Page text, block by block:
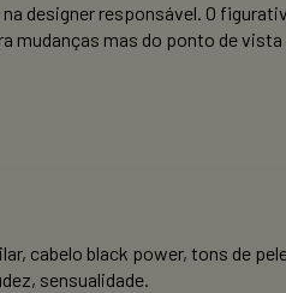
designer responsável. O
mudanças mas do ponto de
cabelo black power, tons de
sensualidade.